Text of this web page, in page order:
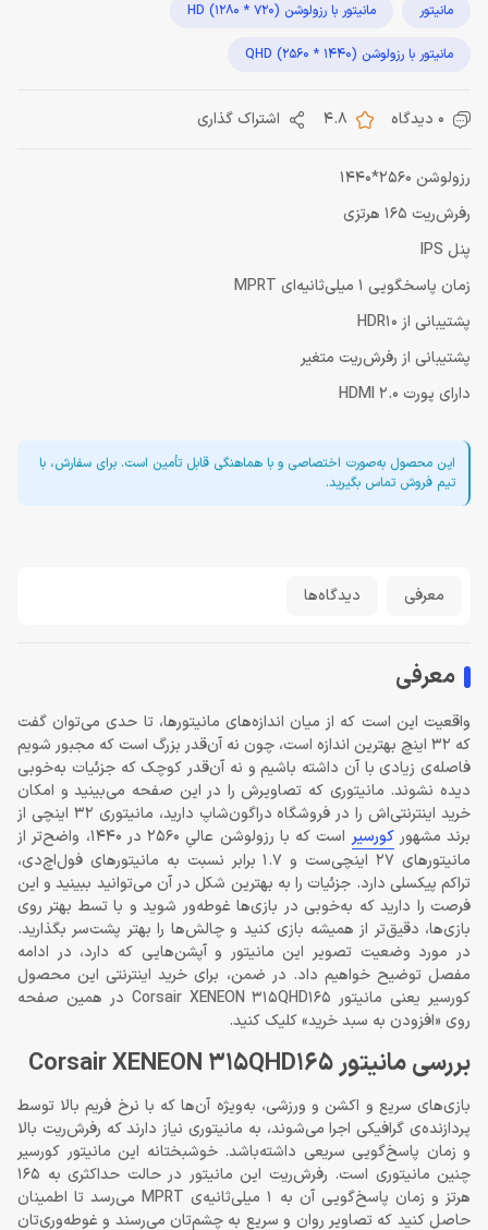
مانیتور مانیتور با رزولوشن HD (1280 * 720)
مانیتور با رزولوشن QHD (2560 * 1440)
0 دیدگاه 4.8 اشتراک گذاری
رزولوشن 2560*1440
رفرش‌‎‎‌ریت 165 هرتزی
پنل IPS
زمان پاسخگویی 1 میلی‌‌ثانیه‌ای MPRT
پشتیبانی از HDR10
پشتیبانی از رفرش‌ریت متغیر
دارای پورت HDMI 2.0
این محصول به‌صورت اختصاصی و با هماهنگی قابل تأمین است. برای سفارش، با
تیم فروش تماس بگیرید.
معرفی دیدگاه‌ها
معرفی
واقعیت این است که از میان اندازه‌های مانیتورها، تا حدی می‌توان گفت
که 32 اینچ بهترین اندازه است، چون نه آن‌قدر بزرگ است که مجبور شویم
فاصله‌ی زیادی با آن داشته باشیم و نه آن‌قدر کوچک که جزئیات به‌خوبی
دیده نشوند. مانیتوری که تصاویرش را در این صفحه می‌بینید و امکان
خرید اینترنتی‌اش را در فروشگاه دراگون‌شاپ دارید، مانیتوری 32 اینچی از
برند مشهورکورسیر
است که با رزولوشن عالیِ 2560 در 1440، واضح‌تر از
مانیتورهای 27 اینچی‌ست و 1.7 برابر نسبت به مانیتورهای فول‌اچ‌دی،
تراکم پیکسلی دارد. جزئیات را به بهترین شکل در آن می‌توانید ببینید و این
فرصت را دارید که به‌خوبی در بازی‌ها غوطه‌ور شوید و با تسط بهتر روی
بازی‌ها، دقیق‌تر از همیشه بازی کنید و چالش‌ها را بهتر پشت‌سر بگذارید.
در مورد وضعیت تصویر این مانیتور و آپشن‌هایی که دارد، در ادامه
مفصل توضیح خواهیم داد. در ضمن، برای خرید اینترنتی این محصول
کورسیر یعنی مانیتور Corsair XENEON 315QHD165 در همین صفحه
روی «افزودن به سبد خرید» کلیک کنید.
بررسی مانیتور Corsair XENEON 315QHD165
بازی‌های سریع و اکشن و ورزشی، به‌ویژه آن‌ها که با نرخ فریم بالا توسط
پردازنده‌ی گرافیکی اجرا می‌شوند، به مانیتوری نیاز دارند که رفرش‌ریت بالا
و زمان پاسخ‌گویی سریعی داشته‌باشد. خوشبختانه این مانیتور کورسیر
چنین مانیتوری است. رفرش‌ریت این مانیتور در حالت حداکثری به 165
هرتز و زمان پاسخ‌گویی آن به 1 میلی‌‌ثانیه‌ی MPRT می‌رسد تا اطمینان
حاصل کنید که تصاویر روان و سریع به چشم‌تان می‌رسند و غوطه‌وری‌تان